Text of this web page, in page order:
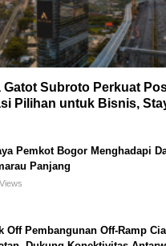
Gatot Subroto Perkuat
Pilihan untuk Bisnis,
di Jakarta Selatan
Pemkot Bogor Menghadapi
Panjang
Off Pembangunan Off-Ramp